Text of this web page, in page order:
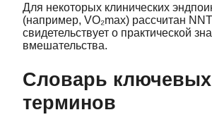
Для некоторых клинических
(например, VO₂max) рассчитан
свидетельствует о практической
вмешательства.
Словарь ключевых
терминов